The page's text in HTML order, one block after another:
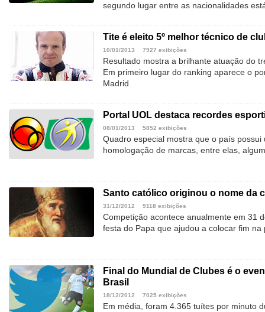
segundo lugar entre as nacionalidades
Tite é eleito 5º melhor técnico de
10/01/2013 7927 exibições
Resultado mostra a brilhante atuação do
Em primeiro lugar do ranking aparece o
Madrid
Portal UOL destaca recordes
08/01/2013 5852 exibições
Quadro especial mostra que o país possui
homologação de marcas, entre elas,
Santo católico originou o nome da
31/12/2012 9118 exibições
Competição acontece anualmente em 31
festa do Papa que ajudou a colocar fim
Final do Mundial de Clubes é o
Brasil
18/12/2012 7025 exibições
Em média, foram 4.365 tuítes por minuto